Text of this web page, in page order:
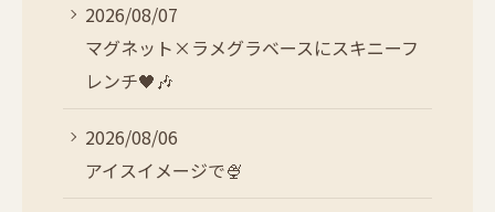
2026/08/07
マグネット×ラメグラベースにスキニーフ
レンチ🖤🎶
2026/08/06
アイスイメージで🍨